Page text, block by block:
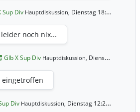
Sup Div Hauptdiskussion, Dienstag 18:16 Uhr
leider noch nix...
Glb X Sup Div Hauptdiskussion, Dienstag 13:14 Uhr
eingetroffen
Div Hauptdiskussion, Dienstag 12:26 Uhr